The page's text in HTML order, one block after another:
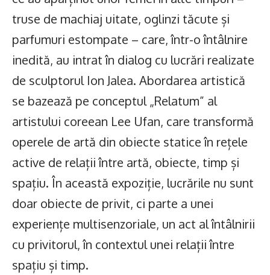
truse de machiaj uitate, oglinzi tăcute și
parfumuri estompate – care, într-o întâlnire
inedită, au intrat în dialog cu lucrări realizate
de sculptorul Ion Jalea. Abordarea artistică
se bazează pe conceptul „Relatum” al
artistului coreean Lee Ufan, care transformă
operele de artă din obiecte statice în rețele
active de relații între artă, obiecte, timp și
spațiu. În această expoziție, lucrările nu sunt
doar obiecte de privit, ci parte a unei
experiențe multisenzoriale, un act al întâlnirii
cu privitorul, în contextul unei relații între
spațiu și timp.